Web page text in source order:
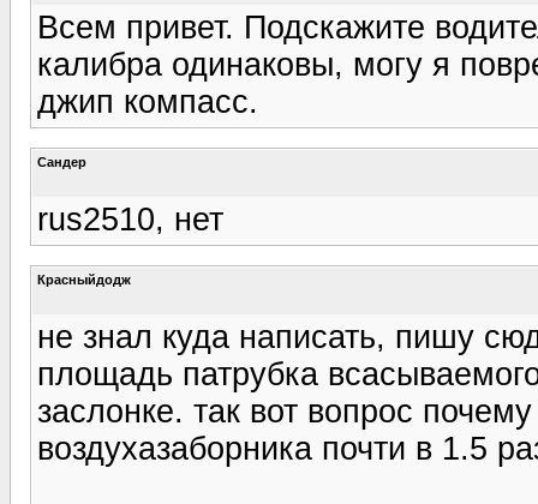
Всем привет. Подскажите
калибра одинаковы, могу я
джип компасс.
Сандер
rus2510, нет
Красныйдодж
не знал куда написать, пишу
площадь патрубка
заслонке. так вот вопрос
воздухазаборника почти в 1.5